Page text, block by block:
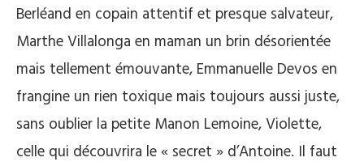
Berléand en copain attentif et presque salvateur,
Marthe Villalonga en maman un brin désorientée
mais tellement émouvante, Emmanuelle Devos en
frangine un rien toxique mais toujours aussi juste,
sans oublier la petite Manon Lemoine, Violette,
celle qui découvrira le « secret » d’Antoine. Il faut